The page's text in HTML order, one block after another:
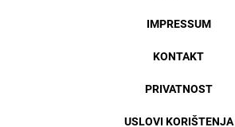
IMPRESSUM
KONTAKT
PRIVATNOST
USLOVI KORIŠTENJA